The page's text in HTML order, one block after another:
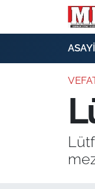
E-GAZETE
SİYASET
GÜNDEM